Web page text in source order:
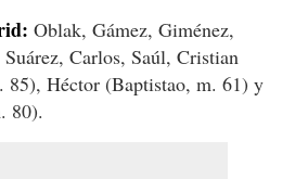
Oblak, Gámez, Giménez,
Carlos, Saúl, Cristian
85), Héctor (Baptistao, m. 61) y
80).